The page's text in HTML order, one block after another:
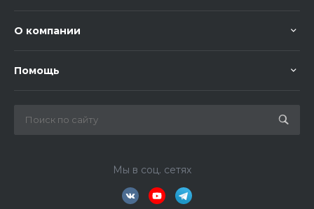
О компании
Помощь
Мы в соц. сетях